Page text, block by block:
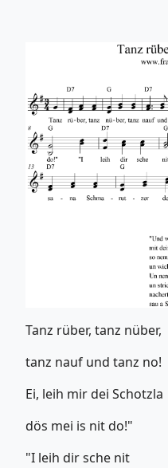
Tanz rüber, tanz nüber,
tanz nauf und tanz no!
Ei, leih mir dei Schotzla
dös mei is nit do!"
"I leih dir sche nit